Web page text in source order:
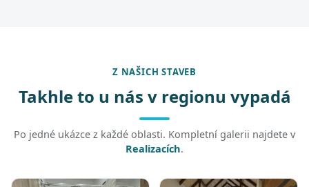
Z NAŠICH STAVEB
Takhle to u nás v regionu vypadá
Po jedné ukázce z každé oblasti. Kompletní galerii najdete v
Realizacích.